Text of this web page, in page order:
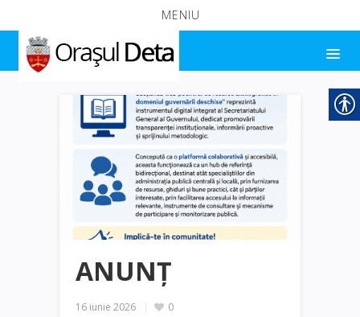
MENIU
ANUNȚ
16 iunie 2026 0